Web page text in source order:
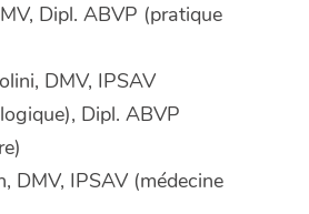
Dipl. ABVP (pratique
DMV, IPSAV
Dipl. ABVP
DMV, IPSAV (médecine